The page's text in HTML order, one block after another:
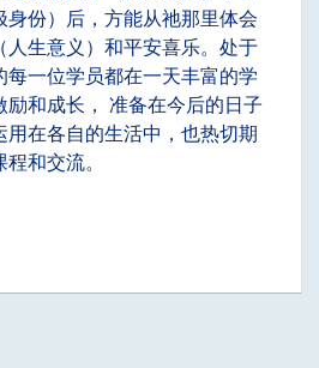
身份）后，方能从祂那里体会
人生意义）和平安喜乐。处于
每一位学员都在一天丰富的学
励和成长， 准备在今后的日子
用在各自的生活中，也热切期
和交流。